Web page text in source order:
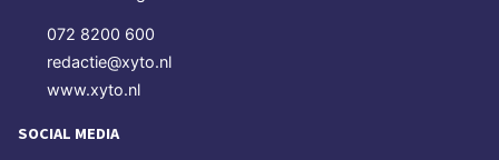
072 8200 600
redactie@xyto.nl
www.xyto.nl
SOCIAL MEDIA